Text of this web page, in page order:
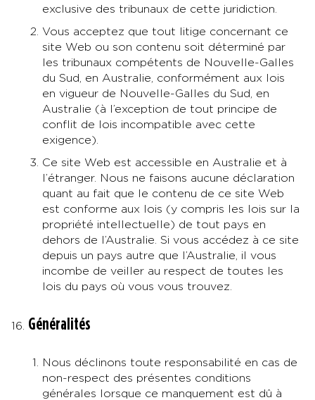
exclusive des tribunaux de cette juridiction.
Vous acceptez que tout litige concernant ce
site Web ou son contenu soit déterminé par
les tribunaux compétents de Nouvelle-Galles
du Sud, en Australie, conformément aux lois
en vigueur de Nouvelle-Galles du Sud, en
Australie (à l’exception de tout principe de
conflit de lois incompatible avec cette
exigence).
Ce site Web est accessible en Australie et à
l’étranger. Nous ne faisons aucune déclaration
quant au fait que le contenu de ce site Web
est conforme aux lois (y compris les lois sur la
propriété intellectuelle) de tout pays en
dehors de l’Australie. Si vous accédez à ce site
depuis un pays autre que l’Australie, il vous
incombe de veiller au respect de toutes les
lois du pays où vous vous trouvez.
Généralités
Nous déclinons toute responsabilité en cas de
non-respect des présentes conditions
générales lorsque ce manquement est dû à